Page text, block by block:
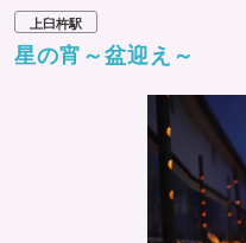
上臼杵駅
星の宵～盆迎え～